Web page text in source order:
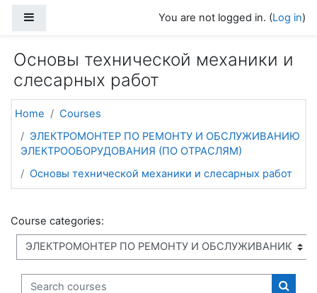
You are not logged in. (Log in)
Основы технической механики и
слесарных работ
Home
Courses
ЭЛЕКТРОМОНТЕР ПО РЕМОНТУ И ОБСЛУЖИВАНИЮ
ЭЛЕКТРООБОРУДОВАНИЯ (ПО ОТРАСЛЯМ)
Основы технической механики и слесарных работ
Course categories:
Search courses